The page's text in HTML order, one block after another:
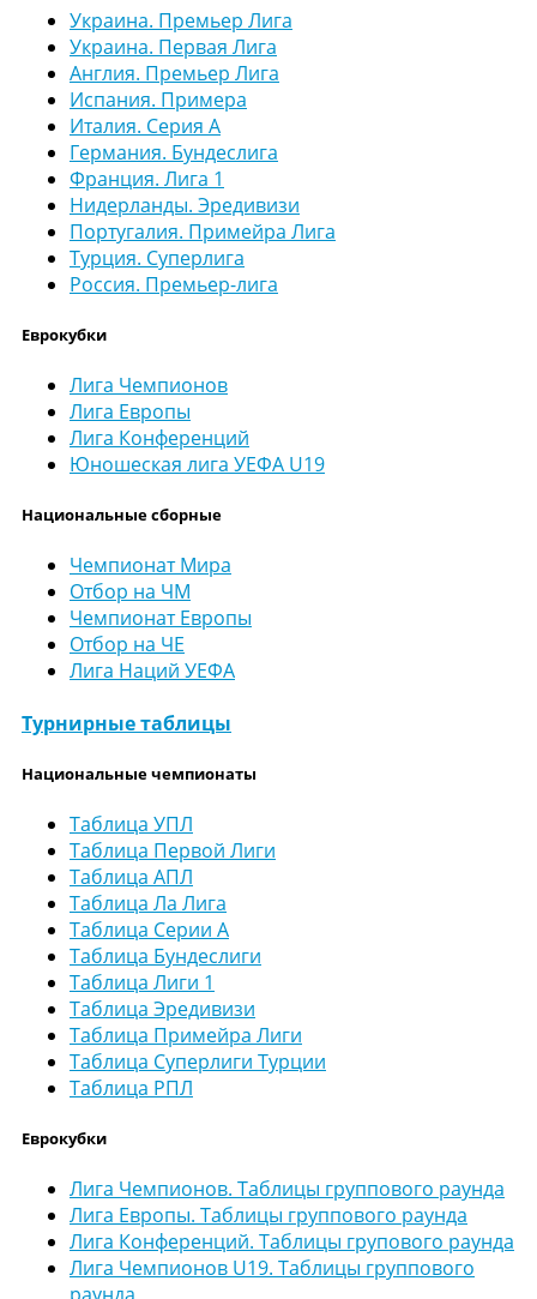
Украина. Премьер Лига
Украина. Первая Лига
Англия. Премьер Лига
Испания. Примера
Италия. Серия А
Германия. Бундеслига
Франция. Лига 1
Нидерланды. Эредивизи
Португалия. Примейра Лига
Турция. Суперлига
Россия. Премьер-лига
Еврокубки
Лига Чемпионов
Лига Европы
Лига Конференций
Юношеская лига УЕФА U19
Национальные сборные
Чемпионат Мира
Отбор на ЧМ
Чемпионат Европы
Отбор на ЧЕ
Лига Наций УЕФА
Турнирные таблицы
Национальные чемпионаты
Таблица УПЛ
Таблица Первой Лиги
Таблица АПЛ
Таблица Ла Лига
Таблица Серии А
Таблица Бундеслиги
Таблица Лиги 1
Таблица Эредивизи
Таблица Примейра Лиги
Таблица Суперлиги Турции
Таблица РПЛ
Еврокубки
Лига Чемпионов. Таблицы группового раунда
Лига Европы. Таблицы группового раунда
Лига Конференций. Таблицы групового раунда
Лига Чемпионов U19. Таблицы группового